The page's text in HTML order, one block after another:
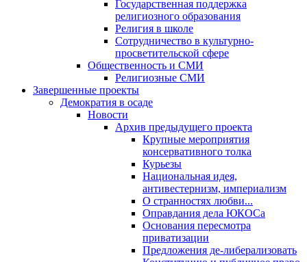
Государственная поддержка
религиозного образования
Религия в школе
Сотрудничество в культурно-
просветительской сфере
Общественность и СМИ
Религиозные СМИ
Завершенные проекты
Демократия в осаде
Новости
Архив предыдущего проекта
Крупные мероприятия
консервативного толка
Курьезы
Национальная идея,
антивестернизм, империализм
О странностях любви...
Оправдания дела ЮКОСа
Основания пересмотра
приватизации
Предложения де-либерализовать